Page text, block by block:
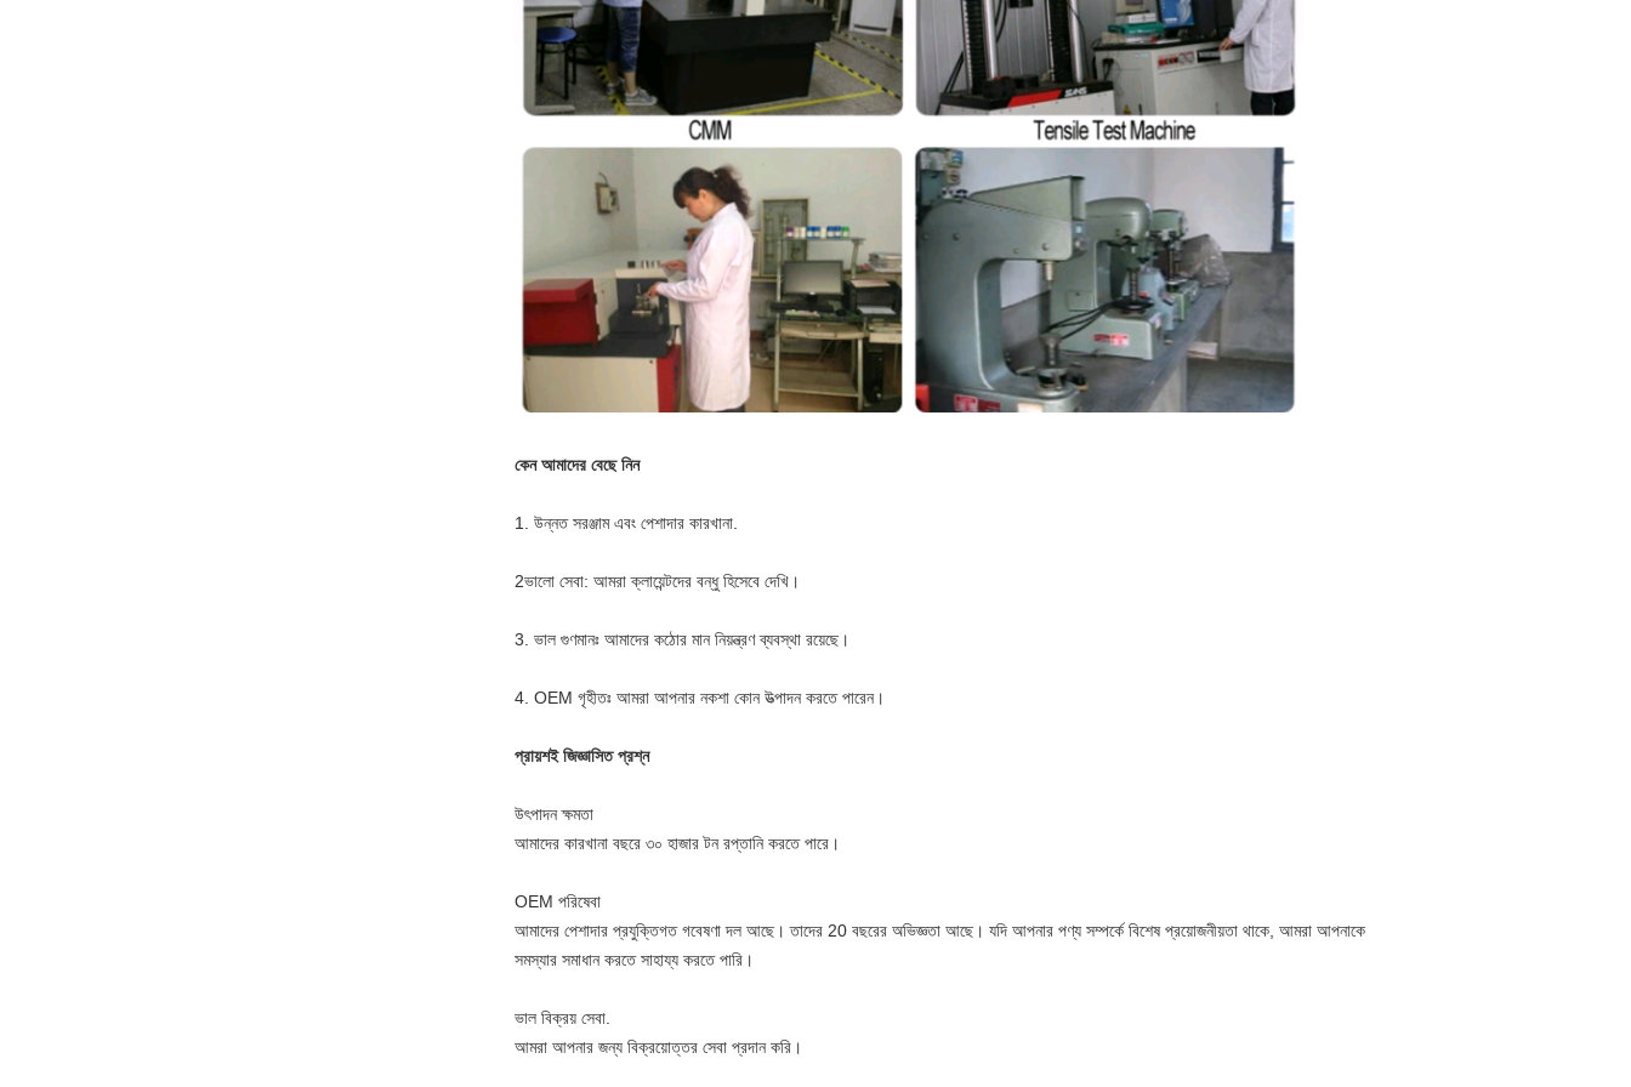
কেন আমাদের বেছে নিন
1. উন্নত সরঞ্জাম এবং পেশাদার কারখানা.
2ভালো সেবা: আমরা ক্লায়েন্টদের বন্ধু হিসেবে দেখি।
3. ভাল গুণমানঃ আমাদের কঠোর মান নিয়ন্ত্রণ ব্যবস্থা রয়েছে।
4. OEM গৃহীতঃ আমরা আপনার নকশা কোন উত্পাদন করতে পারেন।
প্রায়শই জিজ্ঞাসিত প্রশ্ন
উৎপাদন ক্ষমতা
আমাদের কারখানা বছরে ৩০ হাজার টন রপ্তানি করতে পারে।
OEM পরিষেবা
আমাদের পেশাদার প্রযুক্তিগত গবেষণা দল আছে। তাদের 20 বছরের অভিজ্ঞতা আছে। যদি আপনার পণ্য সম্পর্কে বিশেষ প্রয়োজনীয়তা থাকে, আমরা আপনাকে
সমস্যার সমাধান করতে সাহায্য করতে পারি।
ভাল বিক্রয় সেবা.
আমরা আপনার জন্য বিক্রয়োত্তর সেবা প্রদান করি।